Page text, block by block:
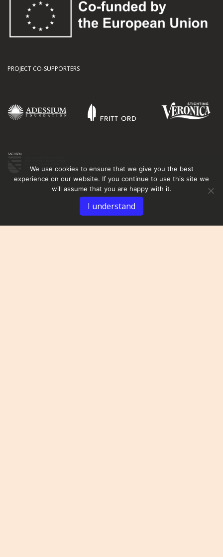
PROJECT CO-SUPPORTERS
We use cookies to ensure that we give you the best
experience on our website. If you continue to use this site we
will assume that you are happy with it.
I understand